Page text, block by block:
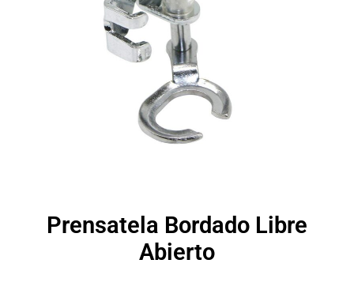
Prensatela Bordado Libre
Abierto